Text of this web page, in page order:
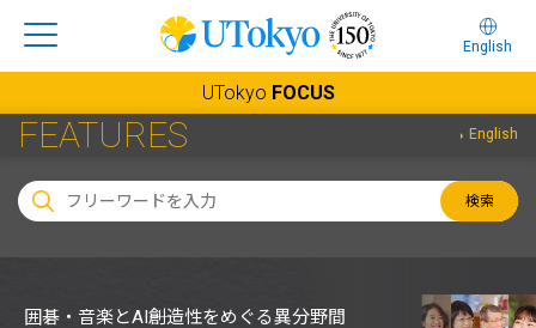
English
UTokyo FOCUS
FEATURES English
検索
囲碁・音楽とAI――創造性をめぐる異分野間